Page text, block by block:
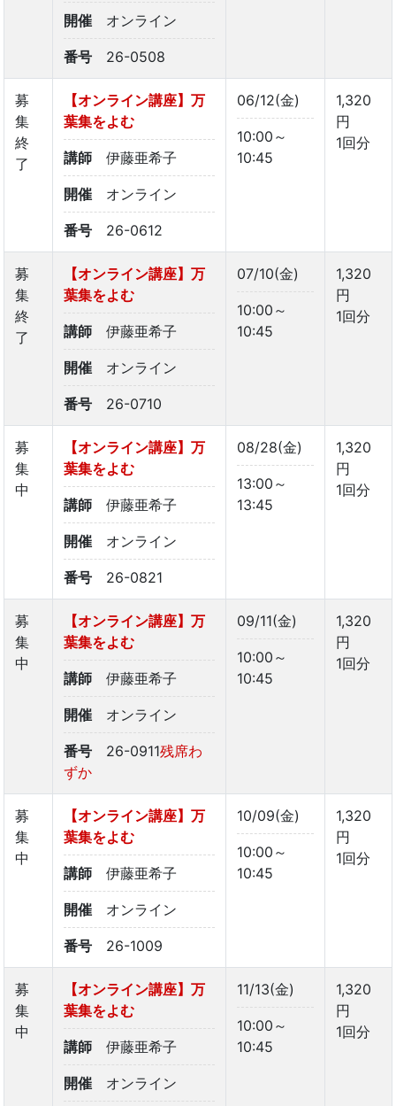
開催 オンライン
番号 26-0508
募
集
終
了
【オンライン講座】万
葉集をよむ
講師 伊藤亜希子
開催 オンライン
番号 26-0612
06/12(金)
10:00～
10:45
1,320
円
1回分
募
集
終
了
【オンライン講座】万
葉集をよむ
講師 伊藤亜希子
開催 オンライン
番号 26-0710
07/10(金)
10:00～
10:45
1,320
円
1回分
募
集
中
【オンライン講座】万
葉集をよむ
講師 伊藤亜希子
開催 オンライン
番号 26-0821
08/28(金)
13:00～
13:45
1,320
円
1回分
募
集
中
【オンライン講座】万
葉集をよむ
講師 伊藤亜希子
開催 オンライン
番号 26-0911残席わ
ずか
09/11(金)
10:00～
10:45
1,320
円
1回分
募
集
中
【オンライン講座】万
葉集をよむ
講師 伊藤亜希子
開催 オンライン
番号 26-1009
10/09(金)
10:00～
10:45
1,320
円
1回分
募
集
中
【オンライン講座】万
葉集をよむ
講師 伊藤亜希子
開催 オンライン
11/13(金)
10:00～
10:45
1,320
円
1回分